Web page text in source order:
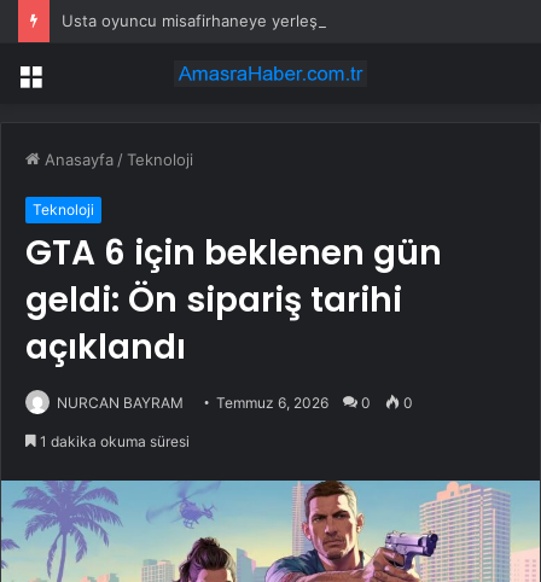
Menü
Anasayfa /Teknoloji
Teknoloji
GTA 6 için beklenen gün
geldi: Ön sipariş tarihi
açıklandı
NURCAN BAYRAM Temmuz 6, 2026 0 0
1 dakika okuma süresi